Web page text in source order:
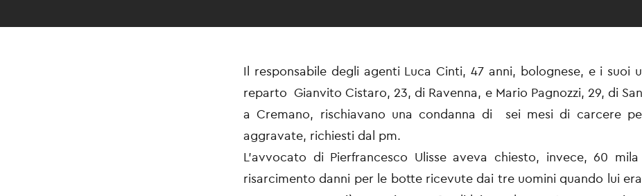
Il responsabile degli agenti Luca Cinti, 47 anni, bolognese, e i suoi
reparto Gianvito Cistaro, 23, di Ravenna, e Mario Pagnozzi, 29, di
a Cremano, rischiavano una condanna di sei mesi di carcere
aggravate, richiesti dal pm.
L'avvocato di Pierfrancesco Ulisse aveva chiesto, invece, 60
risarcimento danni per le botte ricevute dai tre uomini quando lui